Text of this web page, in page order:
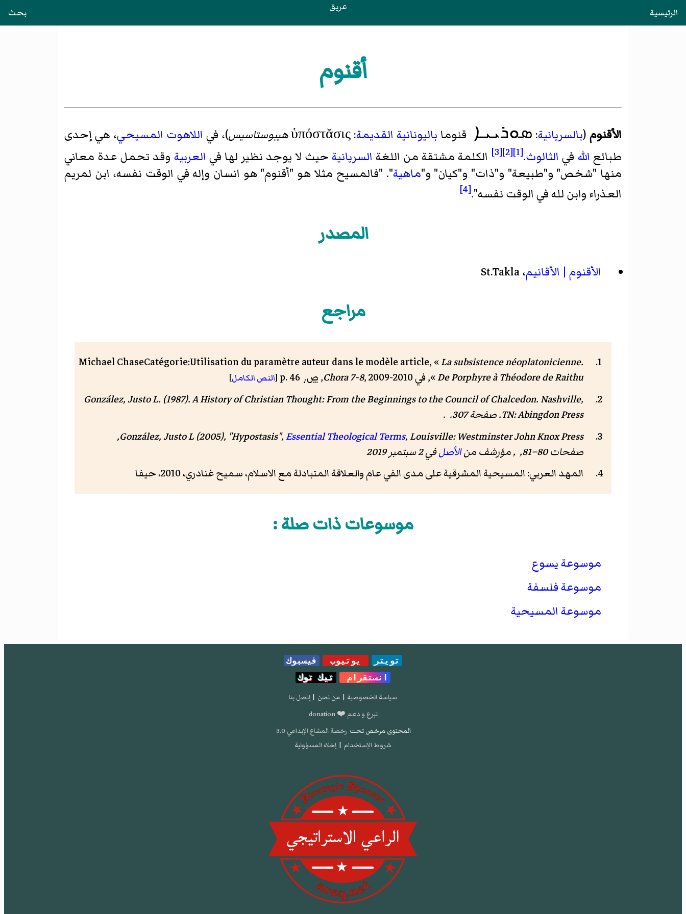
الرئيسية عريق بحث
أقنوم
الأقنوم (بالسريانية: ܣܘܪܝܝܐ قنوما باليونانية القديمة: ὑπόστᾰσις هيبوستاسيس)، في اللاهوت المسيحي، هي إحدى
طبائع الله في الثالوث.
[1]
[2]
[3] الكلمة مشتقة من اللغة السريانيةحيث لا يوجد نظير لها في العربية وقد تحمل عدة معاني
منها "شخص" و"طبيعة" و"ذات" و"كيان" و"ماهية". "فالمسيح مثلا هو "أقنوم" هو انسان وإله في الوقت نفسه، ابن لمريم
العذراء وابن لله في الوقت نفسه".[4]
المصدر
الأقنوم | الأقانيم، St.Takla
مراجع
MichaelChaseCatégorie:Utilisation du paramètre auteur dans le modèle article, «La subsistence néoplatonicienne.
De Porphyre à Théodore de Raithu», في Chora 7-8,2009-2010
, ص.p. 46
[النص الكامل]
González, Justo L. (1987).A History of Christian Thought: From the Beginnings to the Council of Chalcedon. Nashville,
TN: Abingdon Press. صفحة 307. .
González, Justo L(2005), "Hypostasis",Essential Theological Terms
, Louisville: Westminster John Knox Press,
صفحات 80–81, , مؤرشف من
الأصلفي 2 سبتمبر 2019
المهد العربي: المسيحية المشرقية على مدى الفي عام والعلاقة المتبادلة مع الاسلام، سميح غنادري، 2010، حيفا
موسوعات ذات صلة :
موسوعة يسوع
موسوعة فلسفة
موسوعة المسيحية
تويتر يوتيوب
فيسبوك
انستقرام
تيك توك
سياسة الخصوصية | من نحن | إتصل بنا
تبرع و دعم ❤️ donation
المحتوى مرخص تحت رخصة المشاع الإبداعي 3.0
شروط الإستخدام | إخلاء المسؤولية